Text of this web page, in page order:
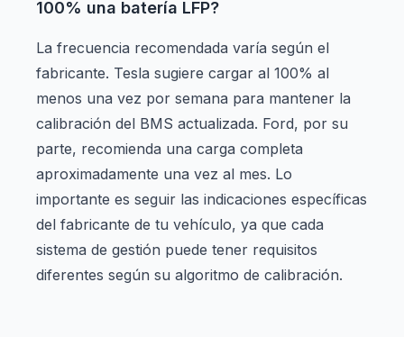
100% una batería LFP?
La frecuencia recomendada varía según el
fabricante. Tesla sugiere cargar al 100% al
menos una vez por semana para mantener la
calibración del BMS actualizada. Ford, por su
parte, recomienda una carga completa
aproximadamente una vez al mes. Lo
importante es seguir las indicaciones específicas
del fabricante de tu vehículo, ya que cada
sistema de gestión puede tener requisitos
diferentes según su algoritmo de calibración.